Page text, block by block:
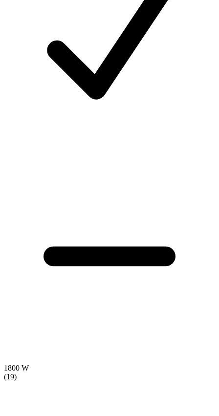
1800 W
(19)